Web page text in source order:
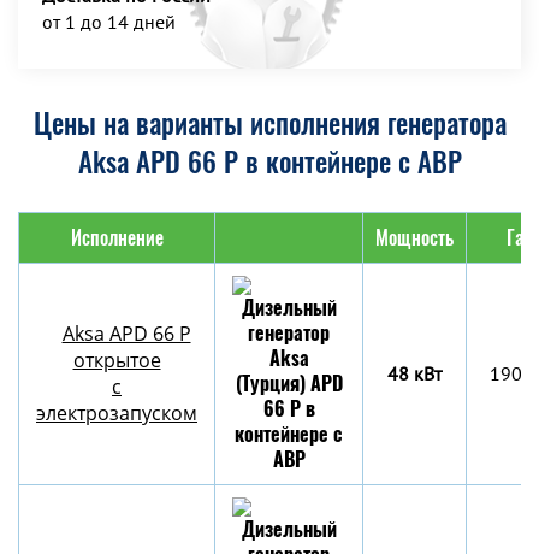
от 1 до 14 дней
Цены на варианты исполнения генератора
Aksa APD 66 P в контейнере с АВР
Исполнение Мощность
Aksa APD 66 P
открытое
с
электрозапуском
48 кВт